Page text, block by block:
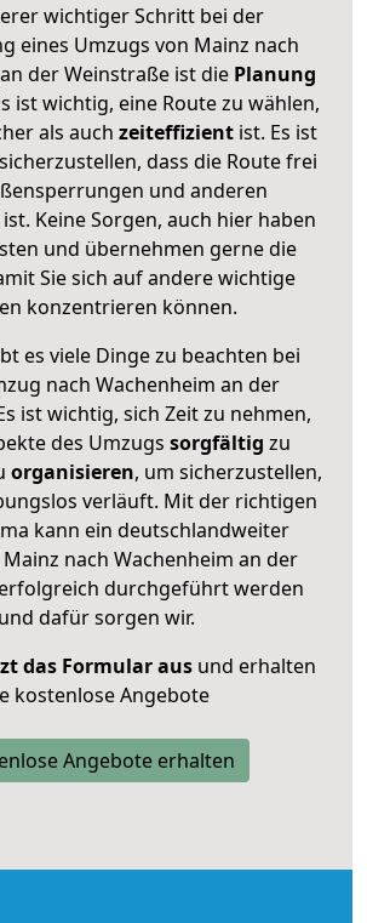
wichtiger Schritt bei der
eines Umzugs von Mainz nach
der Weinstraße ist die Planung
ist wichtig, eine Route zu wählen,
als auch zeiteffizient ist. Es ist
dass die Route frei
und anderen
Keine Sorgen, auch hier haben
und übernehmen gerne die
Sie sich auf andere wichtige
konzentrieren können.
es viele Dinge zu beachten bei
nach Wachenheim an der
ist wichtig, sich Zeit zu nehmen,
des Umzugs sorgfältig zu
organisieren, um sicherzustellen,
verläuft. Mit der richtigen
kann ein deutschlandweiter
nach Wachenheim an der
durchgeführt werden
und dafür sorgen wir.
das Formular ausund erhalten
kostenlose Angebote
Angebote erhalten